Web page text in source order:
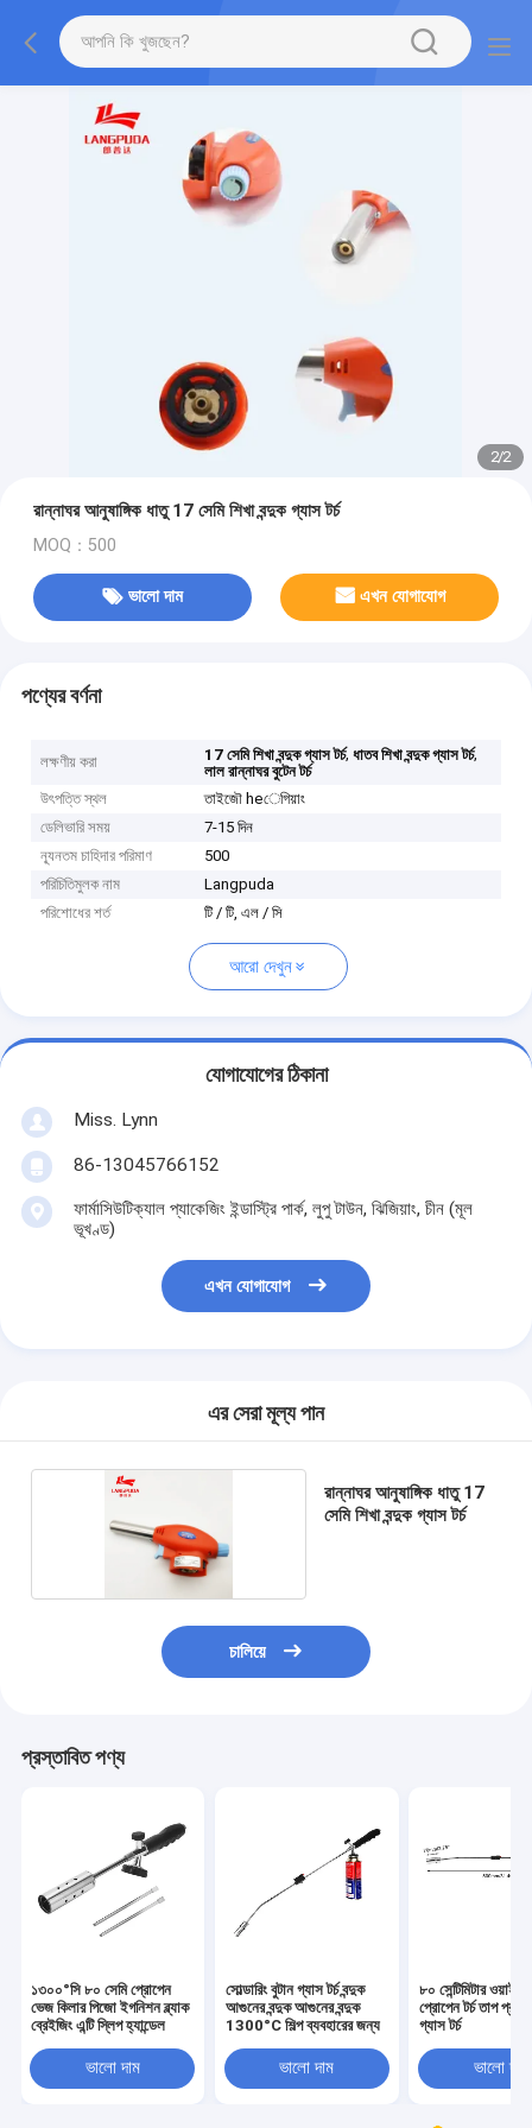
2/2
রান্নাঘর আনুষাঙ্গিক ধাতু 17 সেমি শিখা বন্দুক গ্যাস টর্চ
MOQ：500
ভালো দাম এখন যোগাযোগ
পণ্যের বর্ণনা
লক্ষণীয় করা 17 সেমি শিখা বন্দুক গ্যাস টর্চ,ধাতব শিখা বন্দুক গ্যাস টর্চ,
লাল রান্নাঘর বুটেন টর্চ
উৎপত্তি স্থল
তাইজৌ heেগিয়াং
ডেলিভারি সময়
7-15 দিন
ন্যূনতম চাহিদার পরিমাণ
500
পরিচিতিমুলক নাম
Langpuda
পরিশোধের শর্ত
টি / টি, এল / সি
আরো দেখুন
যোগাযোগের ঠিকানা
Miss. Lynn
86-13045766152
ফার্মাসিউটিক্যাল প্যাকেজিং ইন্ডাস্ট্রি পার্ক, লুপু টাউন, ঝিজিয়াং, চীন (মূল
ভূখণ্ড)
এখন যোগাযোগ
এর সেরা মূল্য পান
রান্নাঘর আনুষাঙ্গিক ধাতু 17
সেমি শিখা বন্দুক গ্যাস টর্চ
চালিয়ে
প্রস্তাবিত পণ্য
১৩০০°সি ৮০ সেমি প্রোপেন
ভেজ কিলার পিজো ইগনিশন ব্ল্যাক
ব্রেইজিং এন্টি স্লিপ হ্যান্ডেল
ভালো দাম
সোল্ডারিং বুটান গ্যাস টর্চ বন্দুক
আগুনের বন্দুক আগুনের বন্দুক
1300°C শিল্প ব্যবহারের জন্য
ভালো দাম
৮০ সেন্টিমিটার ওয়াইড
প্রোপেন টর্চ তাপ
গ্যাস টর্চ
ভালো দাম